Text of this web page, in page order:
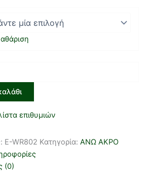
επιθυμιών
E-WR802 Κατηγορία: ΑΝΩ ΑΚΡΟ
(0)